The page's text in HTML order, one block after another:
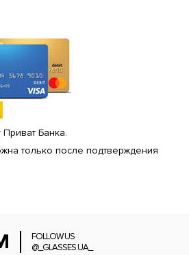
Банка.
только после подтверждения
FOLLOW US
@_GLASSES.UA_